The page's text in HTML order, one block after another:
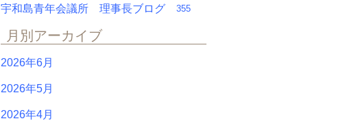
宇和島青年会議所 理事長ブログ 355
月別アーカイブ
2026年6月
2026年5月
2026年4月